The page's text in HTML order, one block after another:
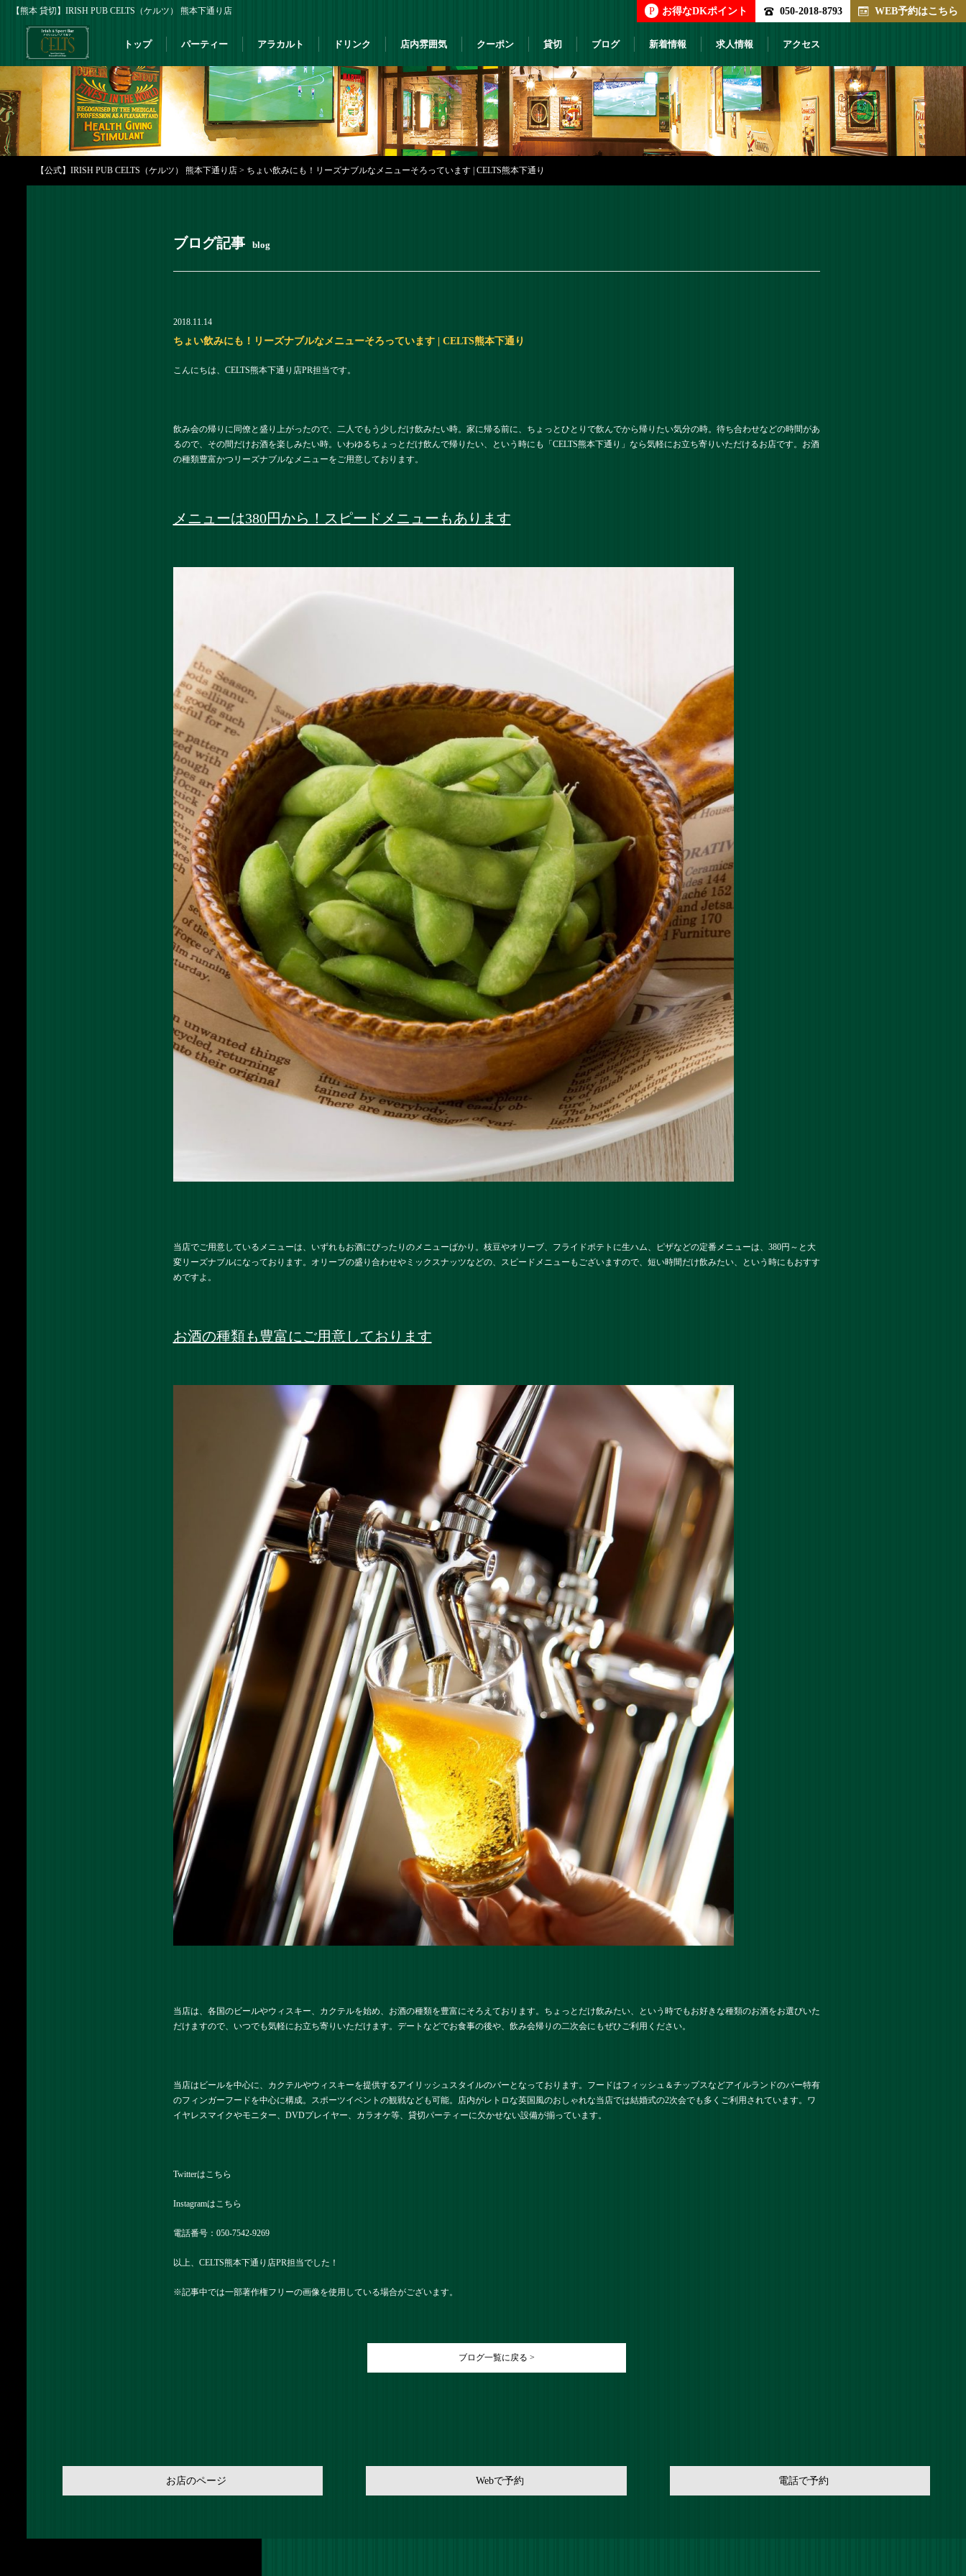
【熊本 貸切】IRISH PUB CELTS（ケルツ） 熊本下通り店 P お得なDKポイント 050-2018-8793 WEB予約はこちら
トップ パーティー アラカルト ドリンク 店内雰囲気 クーポン 貸切 ブログ 新着情報 求人情報 アクセス
【公式】IRISH PUB CELTS（ケルツ） 熊本下通り店 > ちょい飲みにも！リーズナブルなメニューそろっています | CELTS熊本下通り
ブログ記事 blog
2018.11.14
ちょい飲みにも！リーズナブルなメニューそろっています | CELTS熊本下通り
こんにちは、CELTS熊本下通り店PR担当です。
飲み会の帰りに同僚と盛り上がったので、二人でもう少しだけ飲みたい時。家に帰る前に、ちょっとひとりで飲んでから帰りたい気分の時。待ち合わせなどの時間があ
るので、その間だけお酒を楽しみたい時。いわゆるちょっとだけ飲んで帰りたい、という時にも「CELTS熊本下通り」なら気軽にお立ち寄りいただけるお店です。お酒
の種類豊富かつリーズナブルなメニューをご用意しております。
メニューは380円から！スピードメニューもあります
当店でご用意しているメニューは、いずれもお酒にぴったりのメニューばかり。枝豆やオリーブ、フライドポテトに生ハム、ピザなどの定番メニューは、380円～と大
変リーズナブルになっております。オリーブの盛り合わせやミックスナッツなどの、スピードメニューもございますので、短い時間だけ飲みたい、という時にもおすす
めですよ。
お酒の種類も豊富にご用意しております
当店は、各国のビールやウィスキー、カクテルを始め、お酒の種類を豊富にそろえております。ちょっとだけ飲みたい、という時でもお好きな種類のお酒をお選びいた
だけますので、いつでも気軽にお立ち寄りいただけます。デートなどでお食事の後や、飲み会帰りの二次会にもぜひご利用ください。
当店はビールを中心に、カクテルやウィスキーを提供するアイリッシュスタイルのバーとなっております。フードはフィッシュ＆チップスなどアイルランドのバー特有
のフィンガーフードを中心に構成。スポーツイベントの観戦なども可能。店内がレトロな英国風のおしゃれな当店では結婚式の2次会でも多くご利用されています。ワ
イヤレスマイクやモニター、DVDプレイヤー、カラオケ等、貸切パーティーに欠かせない設備が揃っています。
Twitterはこちら
Instagramはこちら
電話番号：050-7542-9269
以上、CELTS熊本下通り店PR担当でした！
※記事中では一部著作権フリーの画像を使用している場合がございます。
ブログ一覧に戻る >
お店のページ Webで予約 電話で予約